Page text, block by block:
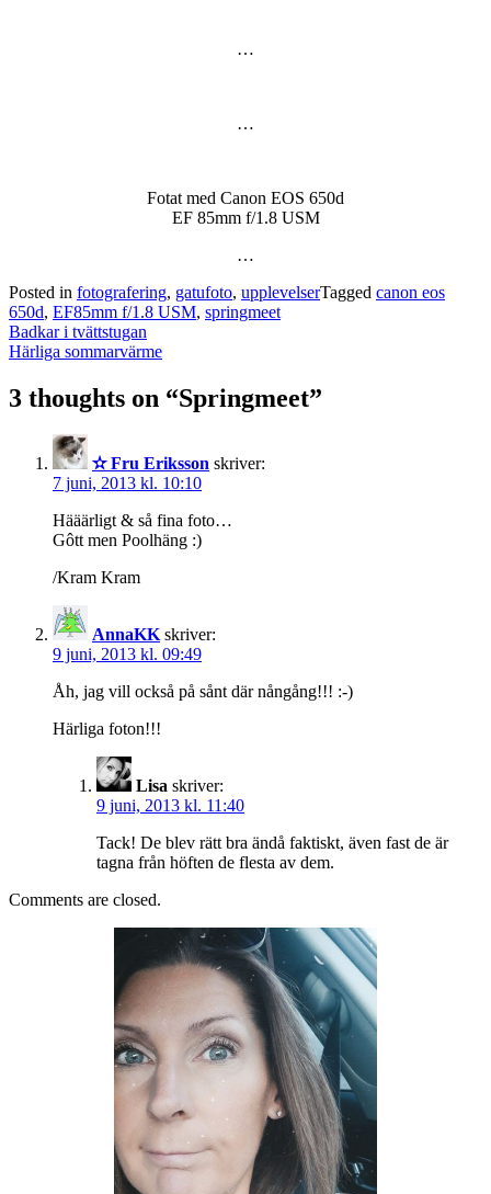
…
…
Fotat med Canon EOS 650d
EF 85mm f/1.8 USM
…
Posted in fotografering, gatufoto, upplevelserTagged canon eos
650d, EF85mm f/1.8 USM, springmeet
Post
navigation
Badkar i tvättstugan
Härliga sommarvärme
3 thoughts on “Springmeet”
✫ Fru Eriksson skriver:
7 juni, 2013 kl. 10:10
Hääärligt & så fina foto…
Gôtt men Poolhäng :)
/Kram Kram
AnnaKK skriver:
9 juni, 2013 kl. 09:49
Åh, jag vill också på sånt där nångång!!! :-)
Härliga foton!!!
Lisa skriver:
9 juni, 2013 kl. 11:40
Tack! De blev rätt bra ändå faktiskt, även fast de är
tagna från höften de flesta av dem.
Comments are closed.